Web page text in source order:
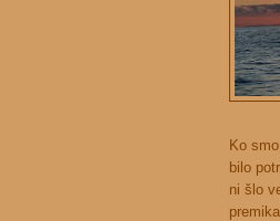
Ko
bilo
ni šlo